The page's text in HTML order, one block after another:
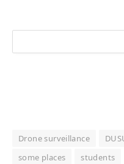
Drone surveillance
some places
students